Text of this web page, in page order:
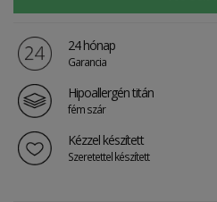
24 hónap
Garancia
Hipoallergén titán
fém szár
Kézzel készített
Szeretettel készített